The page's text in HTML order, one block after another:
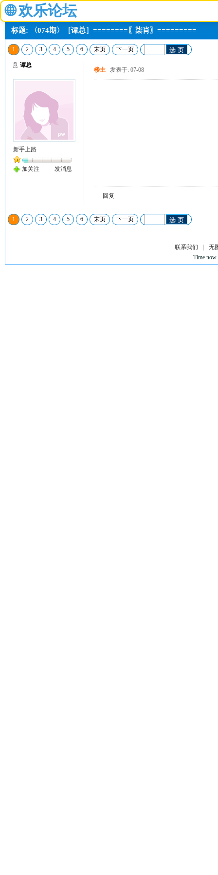
🌐 欢乐论坛
标题: 〈074期〉［谭总］========〖柒肖〗=========
1 2 3 4 5 6 末页 下一页 选 页
谭总
新手上路
加关注 发消息
楼主 发表于: 07-08
回复
1 2 3 4 5 6 末页 下一页 选 页
联系我们
无
Time now